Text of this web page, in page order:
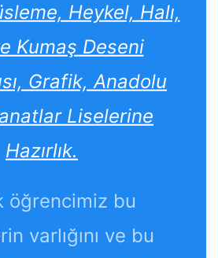
Heykel, Halı,
Kumaş Deseni
Grafik, Anadolu
Liselerine
Hazırlık.
öğrencimiz bu
varlığını ve bu